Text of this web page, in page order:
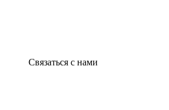
Связаться с нами